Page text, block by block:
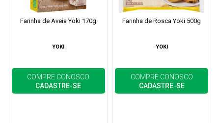
Farinha de Aveia Yoki 170g
YOKI
COMPRE CONOSCO
CADASTRE-SE
Farinha de Rosca Yoki 500g
YOKI
COMPRE CONOSCO
CADASTRE-SE